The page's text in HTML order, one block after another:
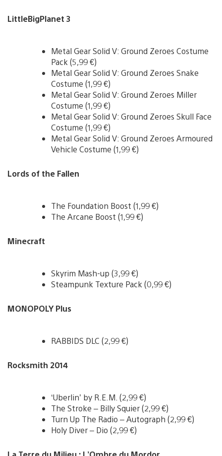
LittleBigPlanet 3
Metal Gear Solid V: Ground Zeroes Costume
Pack (5,99 €)
Metal Gear Solid V: Ground Zeroes Snake
Costume (1,99 €)
Metal Gear Solid V: Ground Zeroes Miller
Costume (1,99 €)
Metal Gear Solid V: Ground Zeroes Skull Face
Costume (1,99 €)
Metal Gear Solid V: Ground Zeroes Armoured
Vehicle Costume (1,99 €)
Lords of the Fallen
The Foundation Boost (1,99 €)
The Arcane Boost (1,99 €)
Minecraft
Skyrim Mash-up (3,99 €)
Steampunk Texture Pack (0,99 €)
MONOPOLY Plus
RABBIDS DLC (2,99 €)
Rocksmith 2014
‘Uberlin’ by R.E.M. (2,99 €)
The Stroke – Billy Squier (2,99 €)
Turn Up The Radio – Autograph (2,99 €)
Holy Diver – Dio (2,99 €)